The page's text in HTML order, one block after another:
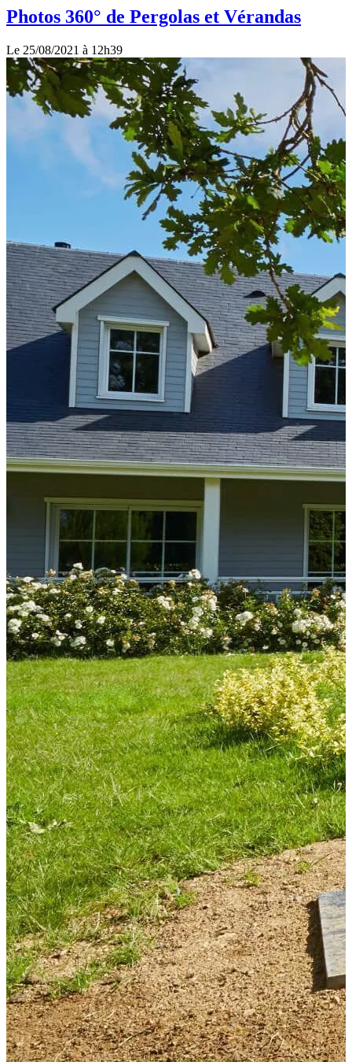
Photos 360° de Pergolas et Vérandas
Le 25/08/2021 à 12h39